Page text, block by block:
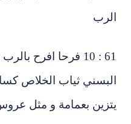
61 : 10 فرحا افرح بالرب
ثياب الخلاص كساني
بعمامة و مثل عروس